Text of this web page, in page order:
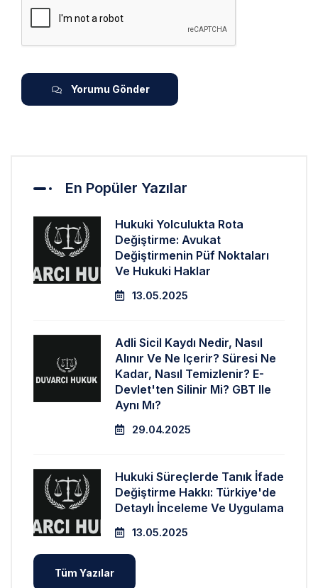
Yorumu Gönder
En Popüler Yazılar
Hukuki Yolculukta Rota
Değiştirme: Avukat
Değiştirmenin Püf Noktaları
Ve Hukuki Haklar
13.05.2025
Adli Sicil Kaydı Nedir, Nasıl
Alınır Ve Ne Içerir? Süresi Ne
Kadar, Nasıl Temizlenir? E-
Devlet'ten Silinir Mi? GBT Ile
Aynı Mı?
29.04.2025
Hukuki Süreçlerde Tanık İfade
Değiştirme Hakkı: Türkiye'de
Detaylı İnceleme Ve Uygulama
13.05.2025
Tüm Yazılar